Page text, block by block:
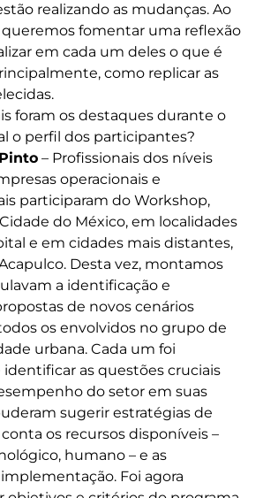
realizando as mudanças. Ao
fomentar uma reflexão
em cada um deles o que é
como replicar as
foram os destaques durante o
o perfil dos participantes?
– Profissionais dos níveis
operacionais e
participaram do Workshop,
do México, em localidades
e em cidades mais distantes,
Desta vez, montamos
a identificação e
de novos cenários
os envolvidos no grupo de
urbana. Cada um foi
as questões cruciais
do setor em suas
sugerir estratégias de
os recursos disponíveis –
humano – e as
Foi agora